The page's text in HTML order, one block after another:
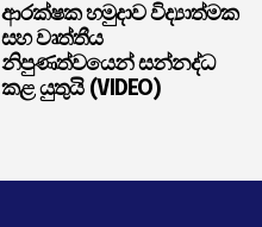
ආරක්ෂක හමුදාව විද්‍යාත්මක
සහ වෘත්තීය
නිපුණත්වයෙන් සන්නද්ධ
කළ යුතුයි (VIDEO)